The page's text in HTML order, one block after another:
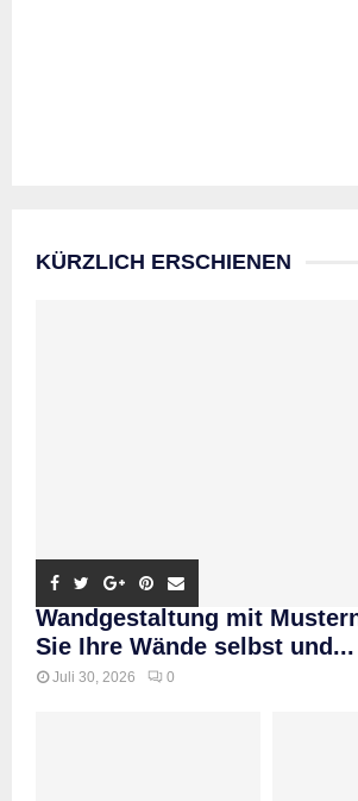
KÜRZLICH ERSCHIENEN
Wandgestaltung mit
Sie Ihre Wände selbst und...
Juli 30, 2026 0